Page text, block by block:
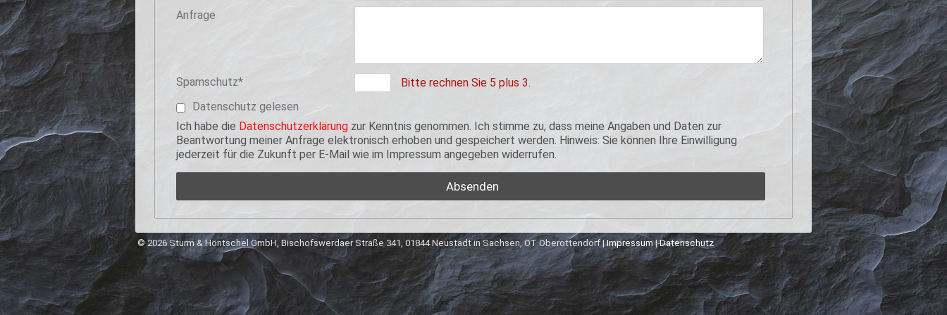
Anfrage
Pflichtfeld
Spamschutz*
Bitte rechnen Sie 5 plus 3.
Datenschutz gelesen
Ich habe die Datenschutzerklärung zur Kenntnis genommen. Ich stimme zu, dass meine Angaben und Daten zur
Beantwortung meiner Anfrage elektronisch erhoben und gespeichert werden. Hinweis: Sie können Ihre Einwilligung
jederzeit für die Zukunft per E-Mail wie im Impressum angegeben widerrufen.
© 2026 Sturm & Höntschel GmbH, Bischofswerdaer Straße 341, 01844 Neustadt in Sachsen, OT Oberottendorf |Impressum|Datenschutz